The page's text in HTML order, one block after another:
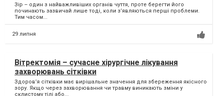
Зір – один з найважливіших органів чуття, проте берегти його
починають зазвичай лише тоді, коли з’являються перші проблеми.
Тим часом...
29 липня
Вітректомія – сучасне хірургічне лікування
захворювань сітківки
Здоров’я сітківки має вирішальне значення для збереження якісного
зору. Якщо через захворювання чи травму виникають зміни у
склистому тілі або...